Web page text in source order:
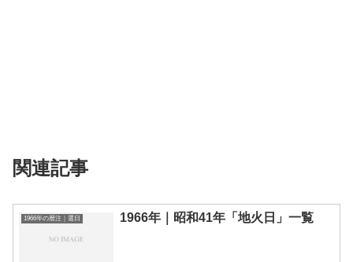
関連記事
1966年の暦注｜選日 1966年｜昭和41年「地火日」一覧